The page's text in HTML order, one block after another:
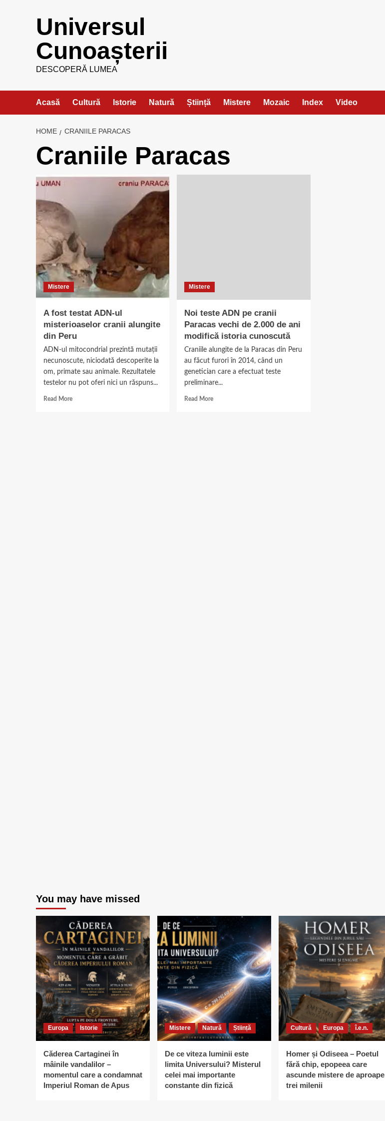
Universul
Cunoașterii
DESCOPERĂ LUMEA
Acasă Cultură Istorie Natură Știință Mistere Mozaic Index Video
HOME CRANIILE PARACAS
Craniile Paracas
Mistere
A fost testat ADN-ul
misterioaselor cranii alungite
din Peru
ADN-ul mitocondrial prezintă mutații
necunoscute, niciodată descoperite la
om, primate sau animale. Rezultatele
testelor nu pot oferi nici un răspuns...
Read MoreRead
Mistere
Noi teste ADN pe cranii
Paracas vechi de 2.000 de ani
modifică istoria cunoscută
Craniile alungite de la Paracas din Peru
au făcut furori în 2014, când un
genetician care a efectuat teste
preliminare...
Read MoreRead
You may have missed
Europa Istorie
Căderea Cartaginei în
mâinile vandalilor –
momentul care a condamnat
Imperiul Roman de Apus
Mistere Natură Știință
De ce viteza luminii este
limita Universului? Misterul
celei mai importante
constante din fizică
Cultură Europa î.e.n.
Homer și Odiseea – Poetul
fără chip, epopeea care
ascunde mistere de aproape
trei milenii